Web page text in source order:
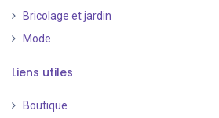
Bricolage et jardin
Mode
Liens utiles
Boutique